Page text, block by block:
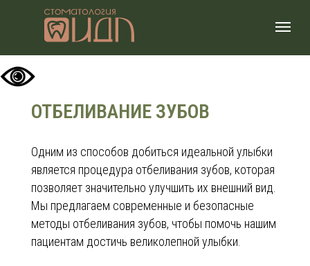
ОТБЕЛИВАНИЕ ЗУБОВ
Одним из способов добиться идеальной улыбки
является процедура отбеливания зубов, которая
позволяет значительно улучшить их внешний вид.
Мы предлагаем современные и безопасные
методы отбеливания зубов, чтобы помочь нашим
пациентам достичь великолепной улыбки.